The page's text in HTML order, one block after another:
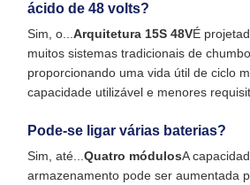
ácido de 48 volts?
Sim, o... Arquitetura 15S 48VÉ
muitos sistemas tradicionais de
proporcionando uma vida útil de ciclo
capacidade utilizável e menores
Pode-se ligar várias baterias?
Sim, até... Quatro módulosA
armazenamento pode ser aumentada